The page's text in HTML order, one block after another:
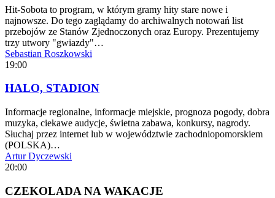
Hit-Sobota to program, w którym gramy hity stare nowe i
najnowsze. Do tego zaglądamy do archiwalnych notowań list
przebojów ze Stanów Zjednoczonych oraz Europy. Prezentujemy
trzy utwory "gwiazdy"…
Sebastian Roszkowski
19:00
HALO, STADION
Informacje regionalne, informacje miejskie, prognoza pogody, dobra
muzyka, ciekawe audycje, świetna zabawa, konkursy, nagrody.
Słuchaj przez internet lub w województwie zachodniopomorskiem
(POLSKA)…
Artur Dyczewski
20:00
CZEKOLADA NA WAKACJE